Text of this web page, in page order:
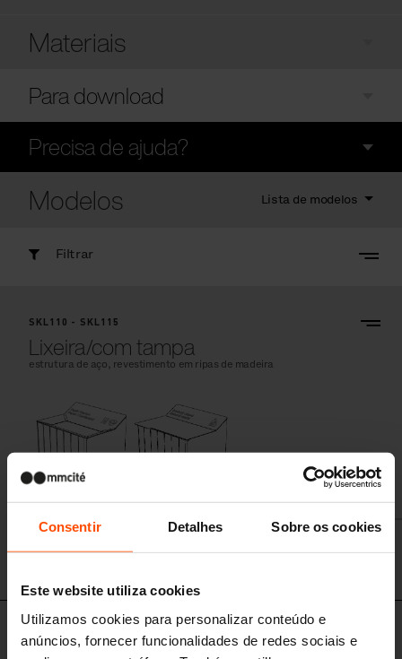
Consentir Detalhes Sobre os cookies
Este website utiliza cookies
Utilizamos cookies para personalizar conteúdo e
anúncios, fornecer funcionalidades de redes sociais e
Materiais
Para download
Precisa de ajuda?
Modelos Lista de modelos
Filtrar
SKL110 - SKL115
Lixeira/com tampa
estrutura de aço, revestimento em ripas de madeira
SKL140 - SKL145